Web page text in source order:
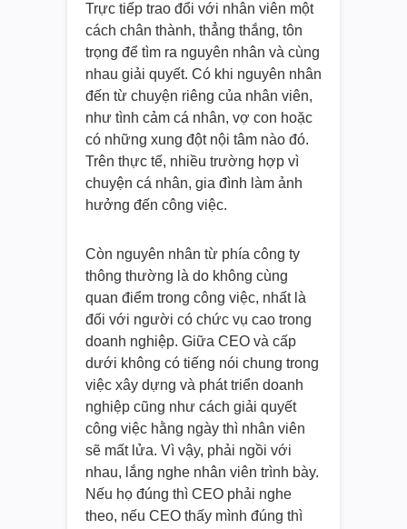
Trực tiếp trao đổi với nhân viên một
cách chân thành, thẳng thắng, tôn
trọng để tìm ra nguyên nhân và cùng
nhau giải quyết. Có khi nguyên nhân
đến từ chuyện riêng của nhân viên,
như tình cảm cá nhân, vợ con hoặc
có những xung đột nội tâm nào đó.
Trên thực tế, nhiều trường hợp vì
chuyện cá nhân, gia đình làm ảnh
hưởng đến công việc.
Còn nguyên nhân từ phía công ty
thông thường là do không cùng
quan điểm trong công việc, nhất là
đối với người có chức vụ cao trong
doanh nghiệp. Giữa CEO và cấp
dưới không có tiếng nói chung trong
việc xây dựng và phát triển doanh
nghiệp cũng như cách giải quyết
công việc hằng ngày thì nhân viên
sẽ mất lửa. Vì vậy, phải ngồi với
nhau, lắng nghe nhân viên trình bày.
Nếu họ đúng thì CEO phải nghe
theo, nếu CEO thấy mình đúng thì